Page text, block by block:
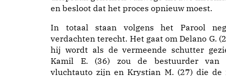
en besloot dat het proces opnieuw moest.
In totaal staan volgens het Parool
verdachten terecht. Het gaat om Delano G.
hij wordt als de vermeende schutter
Kamil E. (36) zou de bestuurder van
vluchtauto zijn en Krystian M. (27) die de